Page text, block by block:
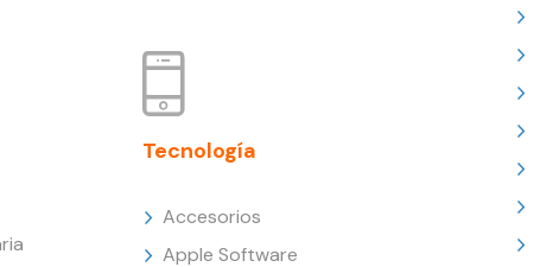
Tecnología
Accesorios
Apple Software